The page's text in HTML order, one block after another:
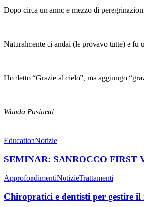
Dopo circa un anno e mezzo di
Naturalmente ci andai (le provavo tutte) e fu
Ho detto “Grazie al cielo”, ma aggiungo
Wanda Pasinetti
EducationNotizie
SEMINAR: SANROCCO FIRST
ApprofondimentiNotizieTrattamenti
Chiropratici e dentisti per gestire il